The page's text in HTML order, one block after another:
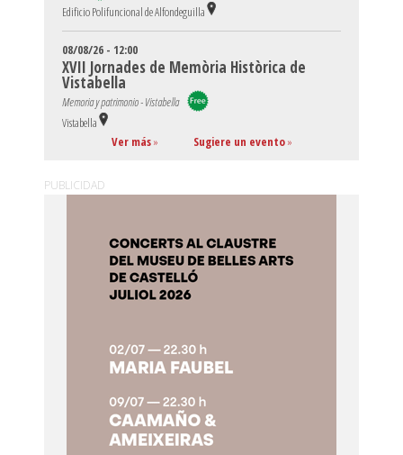
Edificio Polifuncional de Alfondeguilla
08/08/26 - 12:00
XVII Jornades de Memòria Històrica de
Vistabella
Memoria y patrimonio - Vistabella
Vistabella
Ver más» Sugiere un evento»
PUBLICIDAD